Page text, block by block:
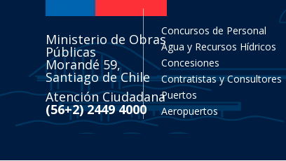
Ministerio de Obras
Públicas
Morandé 59,
Santiago de Chile
Atención Ciudadana
(56+2) 2449 4000
Concursos de Personal
Agua y Recursos Hídricos
Concesiones
Contratistas y Consultores
Puertos
Aeropuertos